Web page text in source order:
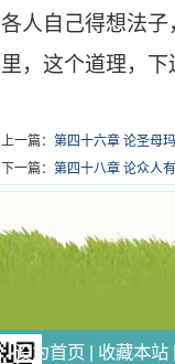
各人自己得想法
里，这个道理，
上一篇： 第四十六章 论圣母
下一篇： 第四十八章 论众人
设为首页 | 收藏本站